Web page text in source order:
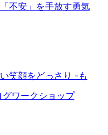
不安」を手放す勇気
笑顔をどっさり -も
ワークショップ